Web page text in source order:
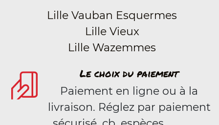
Lille Vauban Esquermes
Lille Vieux
Lille Wazemmes
Le choix du paiement
Paiement en ligne ou à la
livraison. Réglez par paiement